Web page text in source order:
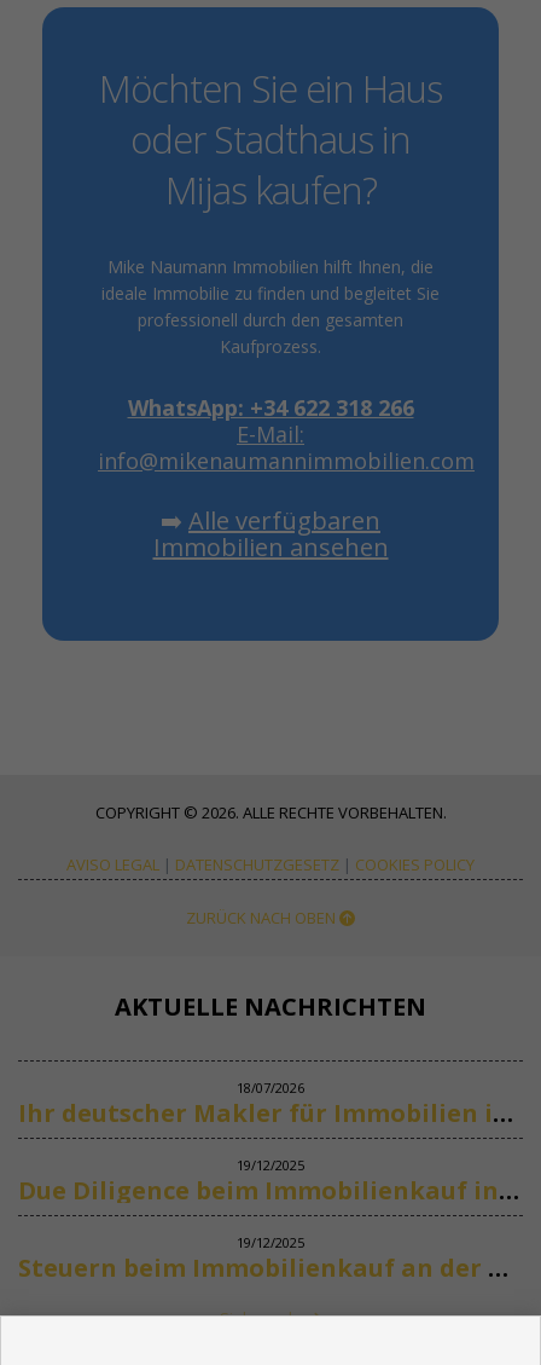
Möchten Sie ein Haus
oder Stadthaus in
Mijas kaufen?
Mike Naumann Immobilien hilft Ihnen, die
ideale Immobilie zu finden und begleitet Sie
professionell durch den gesamten
Kaufprozess.
WhatsApp: +34 622 318 266
E-Mail:
info@mikenaumannimmobilien.com
➡️ Alle verfügbaren
Immobilien ansehen
COPYRIGHT © 2026. ALLE RECHTE VORBEHALTEN.
AVISO LEGAL | DATENSCHUTZGESETZ | COOKIES POLICY
ZURÜCK NACH OBEN
AKTUELLE NACHRICHTEN
18/07/2026
Ihr deutscher Makler für Immobilien in Marbella
19/12/2025
Due Diligence beim Immobilienkauf in Spanien
19/12/2025
Steuern beim Immobilienkauf an der Costa del Sol
Siehe mehr